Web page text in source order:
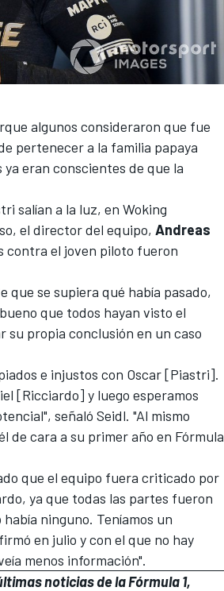
algunos consideraron que fue
pertenecer a la familia papaya
eran conscientes de que la
salían a la luz, en Woking
el director del equipo, Andreas
contra el joven piloto fueron
que se supiera qué había pasado,
que todos hayan visto el
su propia conclusión en un caso
e injustos con Oscar [Piastri].
[Ricciardo] y luego esperamos
señaló Seidl. "Al mismo
de cara a su primer año en Fórmula
que el equipo fuera criticado por
ya que todas las partes fueron
ninguno. Teníamos un
en julio y con el que no hay
menos información".
noticias de la Fórmula 1,